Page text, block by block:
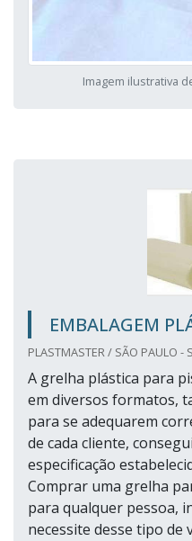
Imagem ilustrativa
EMBALAGEM
PLASTMASTER / SÃO PAULO -
A grelha plástica para
em diversos formatos,
para se adequarem
de cada cliente,
especificação
Comprar uma grelha
para qualquer pessoa,
necessite desse tipo de